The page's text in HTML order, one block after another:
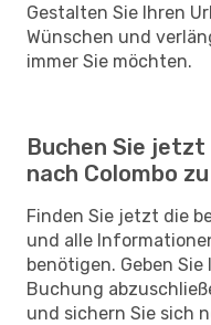
Gestalten Sie Ihren
Wünschen und
immer Sie möchten.
Buchen Sie jetzt
nach Colombo
Finden Sie jetzt die
und alle
benötigen. Geben
Buchung
und sichern Sie sich